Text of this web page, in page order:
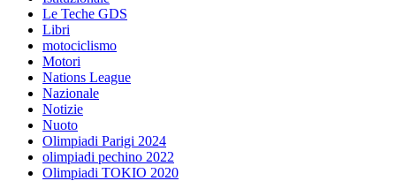
Le Teche GDS
Libri
motociclismo
Motori
Nations League
Nazionale
Notizie
Nuoto
Olimpiadi Parigi 2024
olimpiadi pechino 2022
Olimpiadi TOKIO 2020